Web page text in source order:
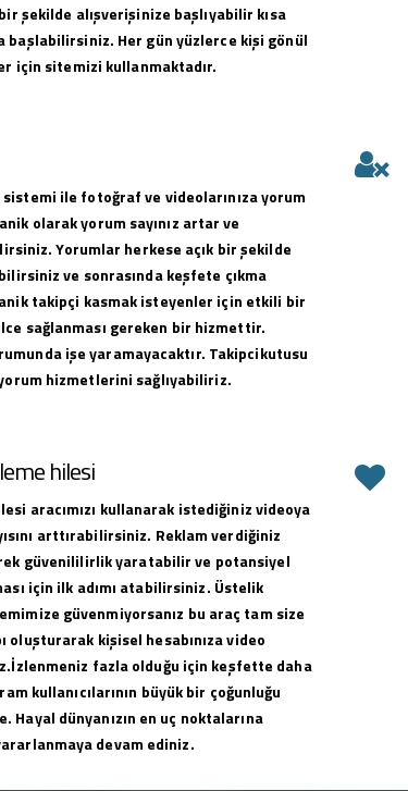
şekilde alışverişinize başlıyabilir kısa
Her gün yüzlerce kişi gönül
için sitemizi kullanmaktadır.
ile fotoğraf ve videolarınıza yorum
olarak yorum sayınız artar ve
Yorumlar herkese açık bir şekilde
ve sonrasında keşfete çıkma
takipçi kasmak isteyenler için etkili bir
sağlanması gereken bir hizmettir.
işe yaramayacaktır. Takipcikutusu
hizmetlerini sağlıyabiliriz.
hilesi
aracımızı kullanarak istediğiniz videoya
arttırabilirsiniz. Reklam verdiğiniz
güvenililirlik yaratabilir ve potansiyel
için ilk adımı atabilirsiniz. Üstelik
güvenmiyorsanız bu araç tam size
kişisel hesabınıza video
fazla olduğu için keşfette daha
kullanıcılarının büyük bir çoğunluğu
dünyanızın en uç noktalarına
devam ediniz.